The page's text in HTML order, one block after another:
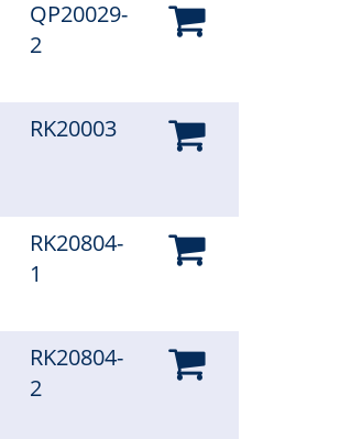
QP20029-
2
RK20003
RK20804-
1
RK20804-
2